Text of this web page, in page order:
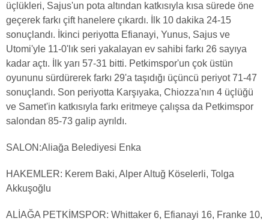
üçlükleri, Sajus'un pota altından katkısıyla kısa sürede öne
geçerek farkı çift hanelere çıkardı. İlk 10 dakika 24-15
sonuçlandı. İkinci periyotta Efianayi, Yunus, Sajus ve
Utomi'yle 11-0'lık seri yakalayan ev sahibi farkı 26 sayıya
kadar açtı. İlk yarı 57-31 bitti. Petkimspor'un çok üstün
oyununu sürdürerek farkı 29'a taşıdığı üçüncü periyot 71-47
sonuçlandı. Son periyotta Karşıyaka, Chiozza'nın 4 üçlüğü
ve Samet'in katkısıyla farkı eritmeye çalışsa da Petkimspor
salondan 85-73 galip ayrıldı.
SALON:Aliağa Belediyesi Enka
HAKEMLER: Kerem Baki, Alper Altuğ Köselerli, Tolga
Akkuşoğlu
ALİAĞA PETKİMSPOR: Whittaker 6, Efianayi 16, Franke 10,